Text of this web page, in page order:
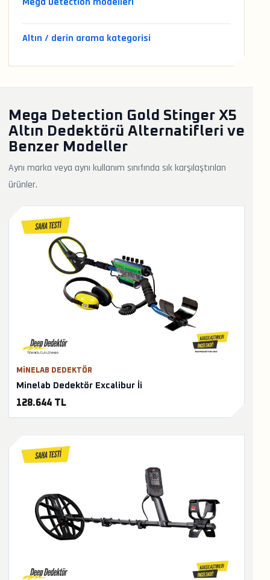
Altın / derin arama kategorisi
Mega Detection Gold Stinger X5
Altın Dedektörü Alternatifleri ve
Benzer Modeller
Aynı marka veya aynı kullanım sınıfında sık karşılaştırılan
ürünler.
MINELAB DEDEKTÖR
Minelab Dedektör Excalibur İi
128.644 TL